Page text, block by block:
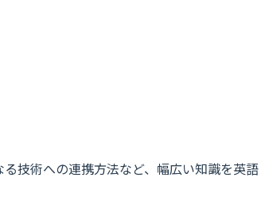
技術への連携方法など、幅広い知識を英語